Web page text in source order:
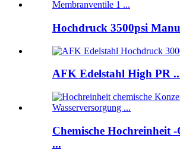
Hochdruck 3500psi
AFK Edelstahl High PR
Chemische Hochreinheit
...